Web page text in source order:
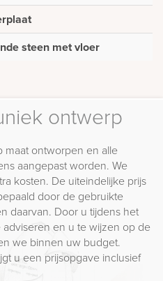
steen met vloer
ontwerp
maat ontworpen en alle
aangepast worden. We
kosten. De uiteindelijke prijs
door de gebruikte
daarvan. Door u tijdens het
en u te wijzen op de
we binnen uw budget.
u een prijsopgave inclusief